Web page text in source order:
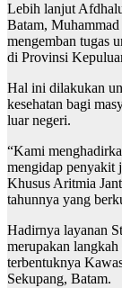
Lebih lanjut
Batam,
mengemban tugas
di Provinsi
Hal ini dilakukan
kesehatan bagi
luar negeri.
“Kami
mengidap penyakit
Khusus Aritmia
tahunnya yang
Hadirnya layanan
merupakan
terbentuknya
Sekupang, Batam.